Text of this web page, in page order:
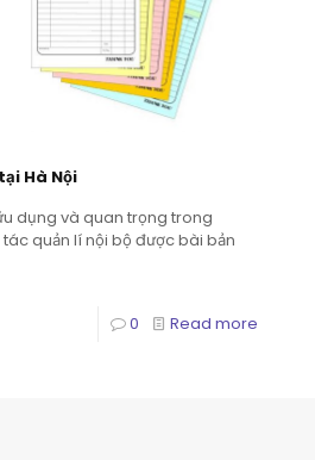
Hà Nội
dụng và quan trọng trong
quản lí nội bộ được bài bản
0 Read more